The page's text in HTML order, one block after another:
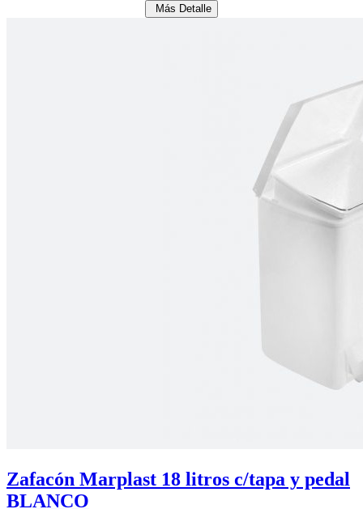
Más Detalle
Zafacón Marplast 18 litros c/tapa y pedal
BLANCO